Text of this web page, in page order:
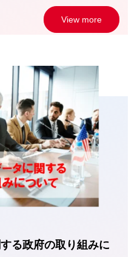
View more
る政府の取り組みに